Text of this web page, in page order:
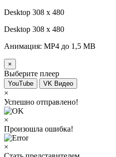
Desktop 308 х 480
Desktop 308 х 480
Анимация: MP4 до 1,5 MB
×
Выберите плеер
YouTube VK Видео
×
Успешно отправлено!
×
Произошла ошибка!
×